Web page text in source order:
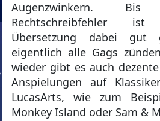
Augenzwinkern.
Rechtschreibfehler
Übersetzung dabei gut
eigentlich alle Gags
wieder gibt es auch
Anspielungen auf
LucasArts, wie zum
Monkey Island oder Sam &